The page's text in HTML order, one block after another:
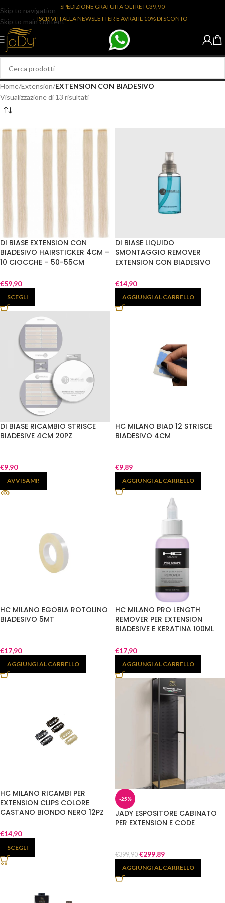
Skip to navigation
Skip to main content
SPEDIZIONE GRATUITA OLTRE I €39,90
ISCRIVITI ALLA NEWSLETTER E AVRAI IL 10% DI SCONTO
Home/Extension/EXTENSION CON BIADESIVO
Visualizzazione di 13 risultati
DI BIASE EXTENSION CON
BIADESIVO HAIRSTICKER 4CM –
10 CIOCCHE – 50-55CM
€59,90
SCEGLI
DI BIASE LIQUIDO
SMONTAGGIO REMOVER
EXTENSION CON BIADESIVO
€14,90
AGGIUNGI AL CARRELLO
DI BIASE RICAMBIO STRISCE
BIADESIVE 4CM 20PZ
€9,90
AVVISAMI!
HC MILANO BIAD 12 STRISCE
BIADESIVO 4CM
€9,89
AGGIUNGI AL CARRELLO
HC MILANO EGOBIA ROTOLINO
BIADESIVO 5MT
€17,90
AGGIUNGI AL CARRELLO
HC MILANO PRO LENGTH
REMOVER PER EXTENSION
BIADESIVE E KERATINA 100ML
€17,90
AGGIUNGI AL CARRELLO
HC MILANO RICAMBI PER
EXTENSION CLIPS COLORE
CASTANO BIONDO NERO 12PZ
€14,90
SCEGLI
-25%
JADY ESPOSITORE CABINATO
PER EXTENSION E CODE
€399,90 €299,89
AGGIUNGI AL CARRELLO